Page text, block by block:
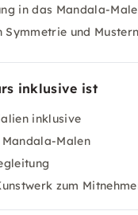
in das Mandala-
Symmetrie und Mustern
inklusive ist
inklusive
Malen
zum